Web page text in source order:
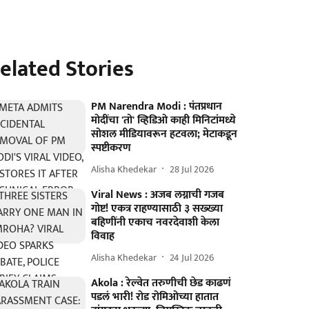
Stories
PM Narendra Modi : पंतप्रधान
मोदींचा 'तो' व्हिडिओ काही मिनिटांमध्ये
सोशल मीडियावरून हटवला; मेटाकडून
स्पष्टीकरण
Alisha Khedekar 28 Jul 2026
Viral News : अजब लग्नाची गजब
गोष्ट! एकत्र राहण्यासाठी ३ सख्ख्या
बहिणींनी एकाच नवरदेवाशी केला
विवाह
Alisha Khedekar 24 Jul 2026
Akola : रेल्वेत तरुणीची छेड काढणं
पडलं भारी! रोड रोमिओच्या हातात